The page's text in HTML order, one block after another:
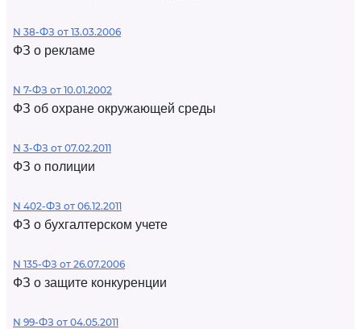
N 38-ФЗ от 13.03.2006
ФЗ о рекламе
N 7-ФЗ от 10.01.2002
ФЗ об охране окружающей среды
N 3-ФЗ от 07.02.2011
ФЗ о полиции
N 402-ФЗ от 06.12.2011
ФЗ о бухгалтерском учете
N 135-ФЗ от 26.07.2006
ФЗ о защите конкуренции
N 99-ФЗ от 04.05.2011